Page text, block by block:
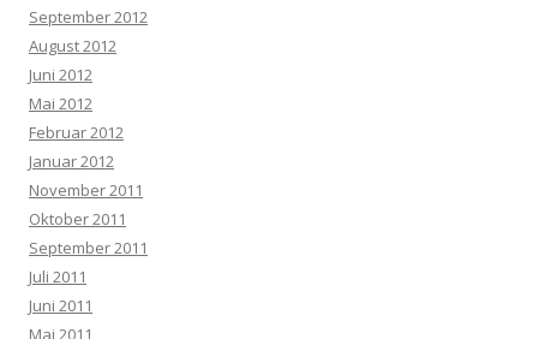
September 2012
August 2012
Juni 2012
Mai 2012
Februar 2012
Januar 2012
November 2011
Oktober 2011
September 2011
Juli 2011
Juni 2011
Mai 2011